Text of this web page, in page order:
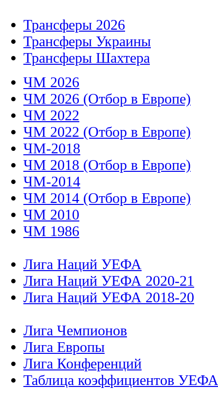
Трансферы 2026
Трансферы Украины
Трансферы Шахтера
ЧМ 2026
ЧМ 2026 (Отбор в Европе)
ЧМ 2022
ЧМ 2022 (Отбор в Европе)
ЧМ-2018
ЧМ 2018 (Отбор в Европе)
ЧМ-2014
ЧМ 2014 (Отбор в Европе)
ЧМ 2010
ЧМ 1986
Лига Наций УЕФА
Лига Наций УЕФА 2020-21
Лига Наций УЕФА 2018-20
Лига Чемпионов
Лига Европы
Лига Конференций
Таблица коэффициентов УЕФА